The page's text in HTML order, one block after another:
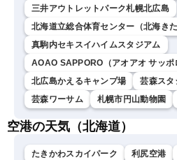
三井アウトレットパーク札幌北広島
北海道立総合体育センター（北海きた
真駒内セキスイハイムスタジアム
AOAO SAPPORO（アオアオ サッポ
北広島かえるキャンプ場
芸森ス
芸森ワーサム
札幌市円山動物園
空港の天気（北海道）
たきかわスカイパーク 利尻空港